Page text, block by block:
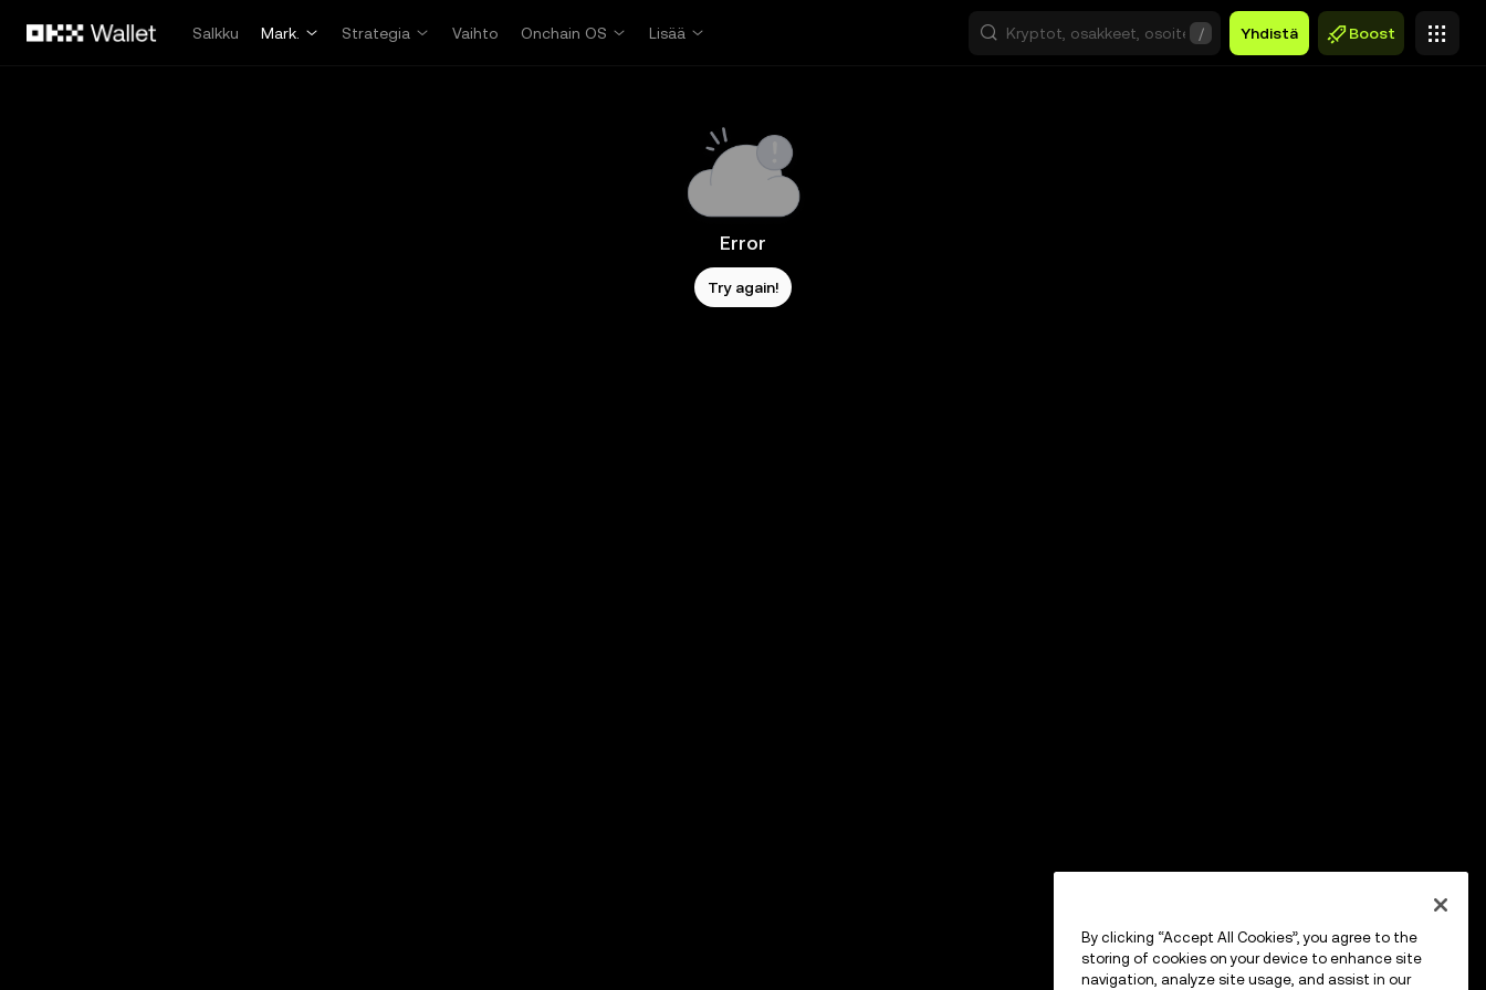
Salkku
Mark. Strategia Vaihto Onchain OS Lisää / Yhdistä Boost
Error
Try again!
By clicking “Accept All Cookies”, you agree to the
storing of cookies on your device to enhance site
navigation, analyze site usage, and assist in our